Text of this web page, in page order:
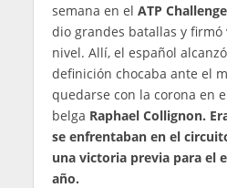
semana en el ATP
dio grandes batallas y
nivel. Allí, el español
definición chocaba ante el
quedarse con la corona en
belga Raphael Collignon.
se enfrentaban en el
una victoria previa para el
año.